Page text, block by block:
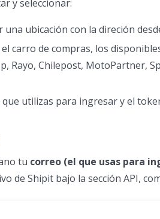
y seleccionar:
una ubicación con la direción
carro de compras, los
Rayo, Chilepost, MotoPartner,
utilizas para ingresar y el
tu correo (el que usas para
de Shipit bajo la sección API,